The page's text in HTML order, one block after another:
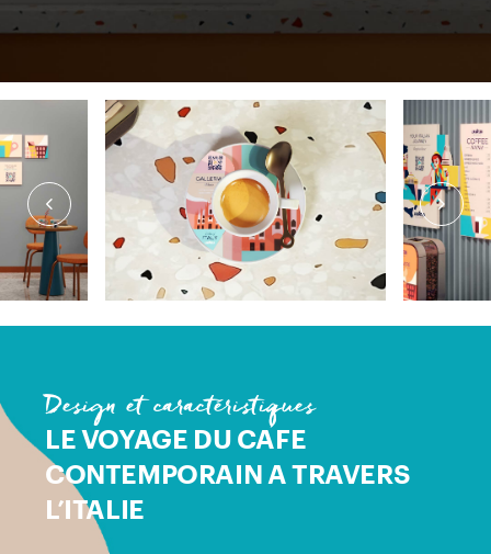
Design et caractéristiques
LE VOYAGE DU CAFE
CONTEMPORAIN A TRAVERS
L’ITALIE